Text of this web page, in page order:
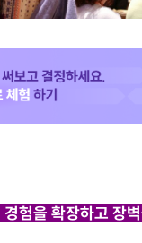
험을 확장하고 장